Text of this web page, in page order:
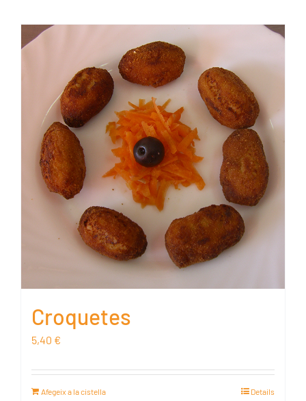
Croquetes
5,40 €
Afegeix a la cistella Details